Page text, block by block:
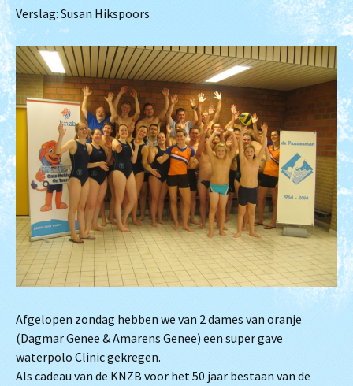
Verslag: Susan Hikspoors
Afgelopen zondag hebben we van 2 dames van oranje
(Dagmar Genee & Amarens Genee) een super gave
waterpolo Clinic gekregen.
Als cadeau van de KNZB voor het 50 jaar bestaan van de